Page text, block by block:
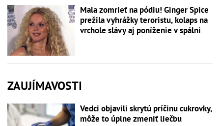
Mala zomrieť na pódiu! Ginger Spice
prežila vyhrážky teroristu, kolaps na
vrchole slávy aj poníženie v spálni
ZAUJÍMAVOSTI
Vedci objavili skrytú príčinu cukrovky,
môže to úplne zmeniť liečbu